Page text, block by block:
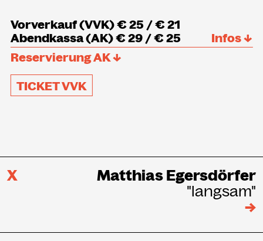
Vorverkauf (VVK) € 25 / € 21
Abendkassa (AK) € 29 / € 25
Infos ↓
Reservierung AK ↓
TICKET VVK
X
Matthias Egersdörfer
"langsam"
→